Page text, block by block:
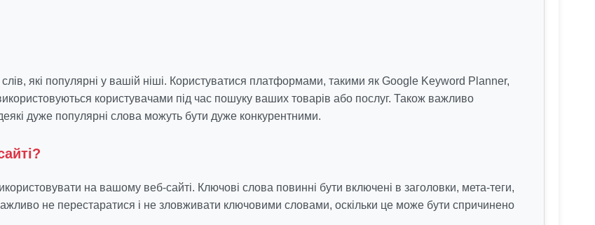
які популярні у вашій ніші. Користуватися платформами, такими як Google Keyword Planner,
користувачами під час пошуку ваших товарів або послуг. Також важливо
дуже популярні слова можуть бути дуже конкурентними.
на вашому веб-сайті. Ключові слова повинні бути включені в заголовки, мета-теги,
не перестаратися і не зловживати ключовими словами, оскільки це може бути спричинено